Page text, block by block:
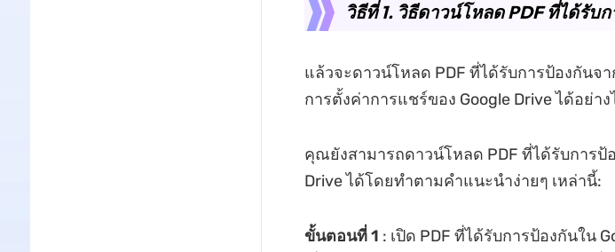
วิธีที่ 1. วิธีดาวน์โหลด PDF ที่ได้รับ
แล้วจะดาวน์โหลด PDF ที่ได้รับการป้องกันจ
การตั้งค่าการแชร์ของ Google Drive ได้อย่าง
คุณยังสามารถดาวน์โหลด PDF ที่ได้รับการป้
Drive ได้โดยทำตามคำแนะนำง่ายๆ เหล่านี้:
ขั้นตอนที่ 1 : เปิด PDF ที่ได้รับการป้องกันใน